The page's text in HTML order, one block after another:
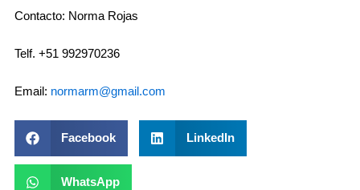
Contacto: Norma Rojas
Telf. +51 992970236
Email: normarm@gmail.com
Facebook LinkedIn
WhatsApp